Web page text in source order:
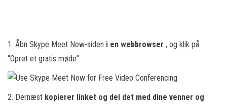
1. Åbn Skype Meet Now-siden i en webbrowser , og klik på
“Opret et gratis møde”.
2. Dernæst kopierer linket og del det med dine venner og